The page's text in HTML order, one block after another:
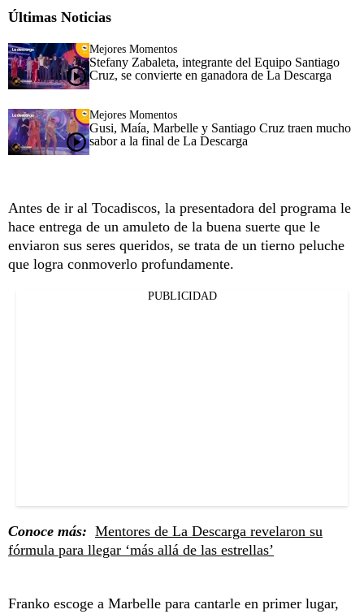
Últimas Noticias
Mejores Momentos
Stefany Zabaleta, integrante del Equipo Santiago
Cruz, se convierte en ganadora de La Descarga
Mejores Momentos
Gusi, Maía, Marbelle y Santiago Cruz traen mucho
sabor a la final de La Descarga
Antes de ir al Tocadiscos, la presentadora del programa le
hace entrega de un amuleto de la buena suerte que le
enviaron sus seres queridos, se trata de un tierno peluche
que logra conmoverlo profundamente.
PUBLICIDAD
Conoce más: Mentores de La Descarga revelaron su
fórmula para llegar ‘más allá de las estrellas’
Franko escoge a Marbelle para cantarle en primer lugar,